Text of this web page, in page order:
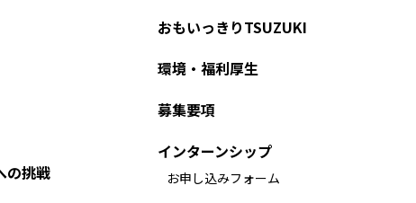
の挑戦
おもいっきりTSUZUKI
環境・福利厚生
募集要項
インターンシップ
お申し込みフォーム